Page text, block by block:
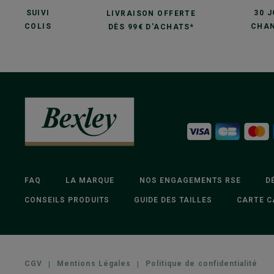
SUIVI
COLIS
LIVRAISON OFFERTE
DÈS 99€ D'ACHATS*
30
FAQ LA MARQUE NOS ENGAGEMENTS RSE
CONSEILS PRODUITS GUIDE DES TAILLES CARTE
CGV | Mentions Légales | Politique de confidentialité